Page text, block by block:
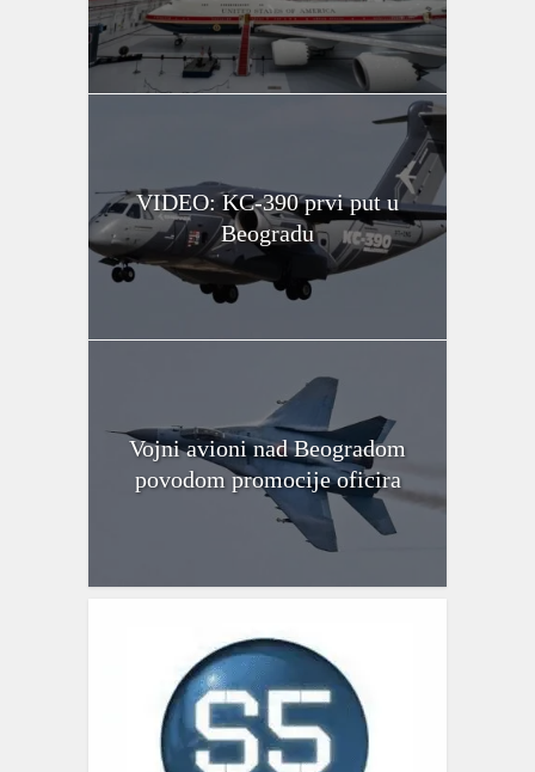
VIDEO: KC-390 prvi put u
Beogradu
Vojni avioni nad Beogradom
povodom promocije oficira